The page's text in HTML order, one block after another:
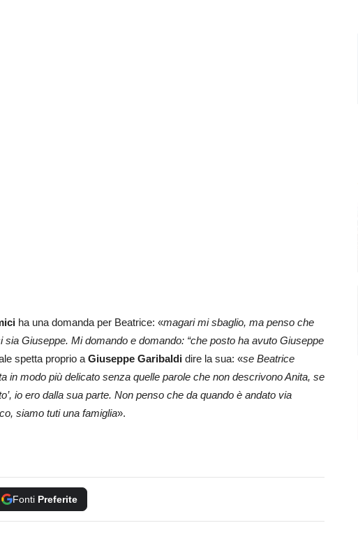
ha una domanda per Beatrice: «magari mi sbaglio, ma penso che
sia Giuseppe. Mi domando e domando: “che posto ha avuto Giuseppe
spetta proprio a Giuseppe Garibaldi dire la sua: «se Beatrice
in modo più delicato senza quelle parole che non descrivono Anita, se
io ero dalla sua parte. Non penso che da quando è andato via
siamo tuti una famiglia».
Fonti Preferite